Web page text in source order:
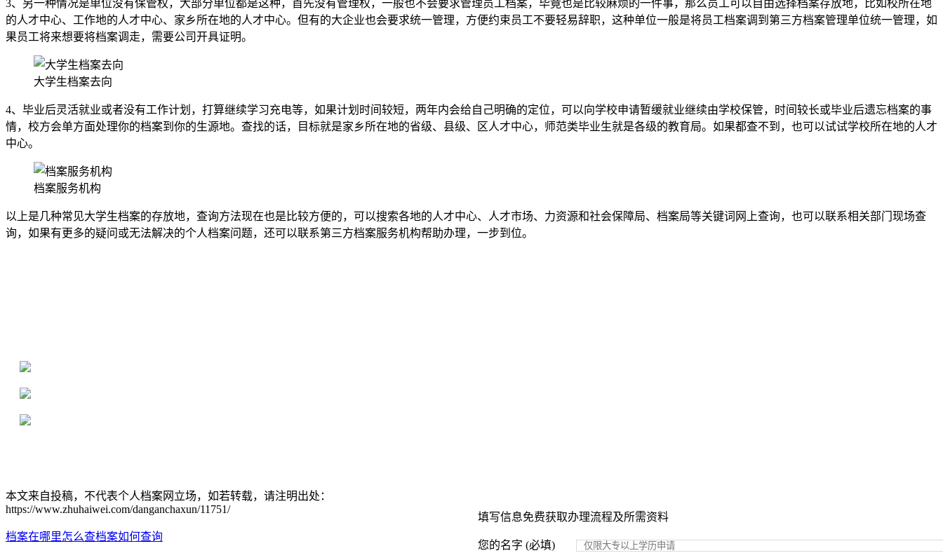
3、另一种情况是单位没有保管权，大部分单位都是这种，首先没有管理权，一般也不会要求管理员工档案，毕竟也是比较麻烦的一件事，那么员工可以自由选择档案存放地，比如校所在地
的人才中心、工作地的人才中心、家乡所在地的人才中心。但有的大企业也会要求统一管理，方便约束员工不要轻易辞职，这种单位一般是将员工档案调到第三方档案管理单位统一管理，如
果员工将来想要将档案调走，需要公司开具证明。
大学生档案去向
4、毕业后灵活就业或者没有工作计划，打算继续学习充电等，如果计划时间较短，两年内会给自己明确的定位，可以向学校申请暂缓就业继续由学校保管，时间较长或毕业后遗忘档案的事
情，校方会单方面处理你的档案到你的生源地。查找的话，目标就是家乡所在地的省级、县级、区人才中心，师范类毕业生就是各级的教育局。如果都查不到，也可以试试学校所在地的人才
中心。
档案服务机构
以上是几种常见大学生档案的存放地，查询方法现在也是比较方便的，可以搜索各地的人才中心、人才市场、力资源和社会保障局、档案局等关键词网上查询，也可以联系相关部门现场查
询，如果有更多的疑问或无法解决的个人档案问题，还可以联系第三方档案服务机构帮助办理，一步到位。
填写信息免费获取办理流程及所需资料
您的名字 (必填)
本文来自投稿，不代表个人档案网立场，如若转载，请注明出处：
https://www.zhuhaiwei.com/danganchaxun/11751/
档案在哪里怎么查档案如何查询